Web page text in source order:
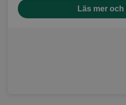
Läs mer